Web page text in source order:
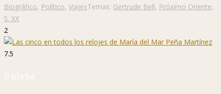
Biográfico, Político, ViajesTemas: Gertrude Bell, Próximo Oriente,
S. XX
2
7.5
P. plebe